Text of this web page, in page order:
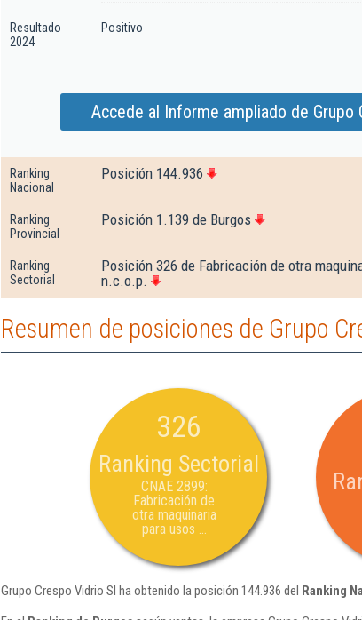
Resultado
2024
Positivo
Accede al Informe ampliado de Grupo
Ranking
Nacional
Posición 144.936
Ranking
Provincial
Posición 1.139 de Burgos
Ranking
Sectorial
Posición 326 de Fabricación de otra
n.c.o.p.
Resumen de posiciones de Grupo
326
Ranking Sectorial
CNAE 2899:
Fabricación de
otra maquinaria
para usos ...
Grupo Crespo Vidrio Sl ha obtenido la posición 144.936 del Ranking